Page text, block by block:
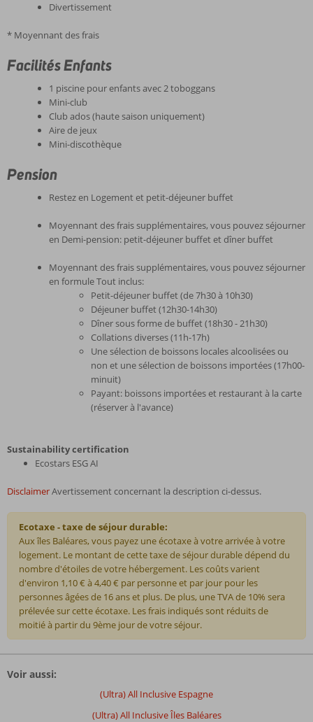
Divertissement
* Moyennant des frais
Facilités Enfants
1 piscine pour enfants avec 2 toboggans
Mini-club
Club ados (haute saison uniquement)
Aire de jeux
Mini-discothèque
Pension
Restez en Logement et petit-déjeuner buffet
Moyennant des frais supplémentaires, vous pouvez séjourner
en Demi-pension: petit-déjeuner buffet et dîner buffet
Moyennant des frais supplémentaires, vous pouvez séjourner
en formule Tout inclus:
Petit-déjeuner buffet (de 7h30 à 10h30)
Déjeuner buffet (12h30-14h30)
Dîner sous forme de buffet (18h30 - 21h30)
Collations diverses (11h-17h)
Une sélection de boissons locales alcoolisées ou
non et une sélection de boissons importées (17h00-
minuit)
Payant: boissons importées et restaurant à la carte
(réserver à l'avance)
Sustainability certification
Ecostars ESG AI
DisclaimerAvertissement concernant la description ci-dessus.
Ecotaxe - taxe de séjour durable:
Aux îles Baléares, vous payez une écotaxe à votre arrivée à votre
logement. Le montant de cette taxe de séjour durable dépend du
nombre d'étoiles de votre hébergement. Les coûts varient
d'environ 1,10 € à 4,40 € par personne et par jour pour les
personnes âgées de 16 ans et plus. De plus, une TVA de 10% sera
prélevée sur cette écotaxe. Les frais indiqués sont réduits de
moitié à partir du 9ème jour de votre séjour.
sont
Voir aussi:
(Ultra) All Inclusive Espagne
(Ultra) All Inclusive Îles Baléares